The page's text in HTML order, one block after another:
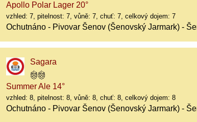
Apollo Polar Lager 20°
vzhled: 7, pitelnost: 7, vůně: 7, chuť: 7, celkový dojem: 7
Ochutnáno - Pivovar Šenov (Šenovský Jarmark) -
Sagara
Summer Ale 14°
vzhled: 8, pitelnost: 8, vůně: 8, chuť: 8, celkový dojem: 8
Ochutnáno - Pivovar Šenov (Šenovský Jarmark) -